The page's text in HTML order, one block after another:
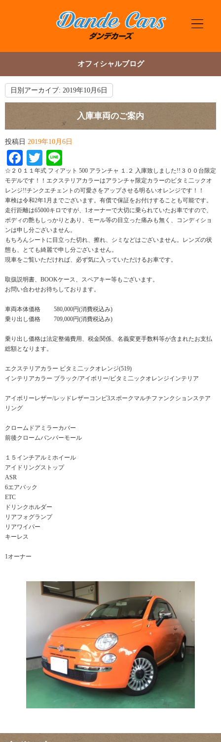
オフィシャルブログ
日別アーカイブ: 2019年10月6日
入庫車両のご案内
投稿日 2019年10月6日
Facebook
Twitter
☆２０１１年式 フィアット 500 アランチャ １.２ 入庫致しました!!３００台限定
モデルです！！エクステリアカラーはアランチャ限定カラーのビタミ二ックオ
レンジ!!チンクエチェントの可愛さをアップさせる明るいオレンジです！！
車検は令和2年1月までございます。有償で保証をお付けすることも可能です。
走行距離は65000キロですが、1オーナーで大切に乗られていたお車ですので、
ボディの艶もしっかりとあり、モール等の目立った痛みも無く、コンディショ
ンは申し分ございません。
もちろんシートに目立った切れ、擦れ、シミなどはございません。レンズの状
態も、とても綺麗で申し分ございません。
現車をご覧いただければ、必ず気に入っていただけるお車です。
取扱説明書、BOOKケース、スペアキー等もございます。
お問い合わせお待ちしております。
車両本体価格 580,000円(消費税込み)
乗り出し価格 709,000円(消費税込み)
乗り出し価格は法定整備費用、税金関係、名義変更手数料等が含まれたお支払
総額となります。
エクステリアカラー ビタミ二ックオレンジ(519)
インテリアカラー ブラック/アイボリー/ビタミ二ックオレンジインテリア
アイボリーレザー/レッドレザーコンビ3スポークマルチファンクションステア
リング
クロームドアミラーカバー
前後クロームバンパーモール
１５インチアルミホイール
アイドリングストップ
ASR
6エアバック
ETC
ドリンクホルダー
リアフォグランプ
リアワイパー
キーレス
1オーナー